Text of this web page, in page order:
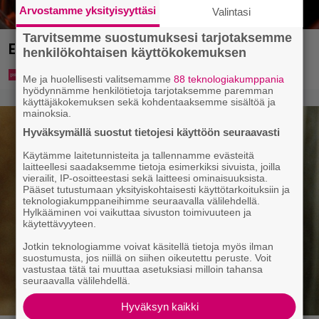
Eurojackpotista 80 000 euroa Suomeen – tänne
Arvostamme yksityisyyttäsi Valintasi
Tarvitsemme suostumuksesi tarjotaksemme
henkilökohtaisen käyttökokemuksen
Me ja huolellisesti valitsemamme88 teknologiakumppania
hyödynnämme henkilötietoja tarjotaksemme paremman
käyttäjäkokemuksen sekä kohdentaaksemme sisältöä ja
mainoksia.
Hyväksymällä suostut tietojesi käyttöön seuraavasti
Käytämme laitetunnisteita ja tallennamme evästeitä
laitteellesi saadaksemme tietoja esimerkiksi sivuista, joilla
vierailit, IP-osoitteestasi sekä laitteesi ominaisuuksista.
Pääset tutustumaan yksityiskohtaisesti käyttötarkoituksiin ja
teknologiakumppaneihimme seuraavalla välilehdellä.
Hylkääminen voi vaikuttaa sivuston toimivuuteen ja
käytettävyyteen.
Jotkin teknologiamme voivat käsitellä tietoja myös ilman
suostumusta, jos niillä on siihen oikeutettu peruste. Voit
vastustaa tätä tai muuttaa asetuksiasi milloin tahansa
seuraavalla välilehdellä.
Hyväksyn kaikki